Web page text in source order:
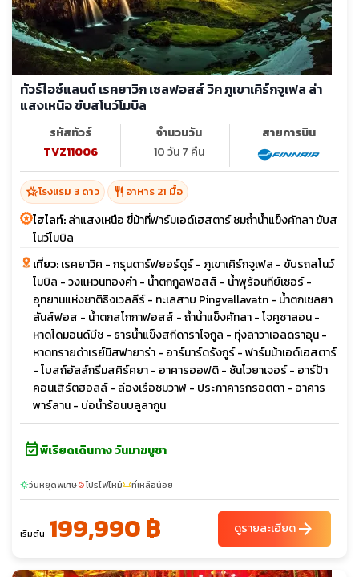
ทัวร์ไอซ์แลนด์ เรคยาวิก เซลฟอสส์ วิค ภูเขาเคิร์กจูเฟล ล่า
แสงเหนือ ขับสโนว์โมบิล
รหัสทัวร์
TVZ11006
จำนวนวัน
10 วัน 7 คืน
สายการบิน
hotel_classโรงแรม 3 ดาว restaurant อาหาร 21 มื้อ
ไฮไลท์:ล่าแสงเหนือ ขี่ม้าที่ฟาร์มเอด์เฮสตาร์ ชมถ้ำน้ำแข็งคัทลา ขับส
โนว์โมบิล
เที่ยว:เรคยาวิค - กรุนดาร์ฟยอร์ดูร์ - ภูเขาเคิร์กจูเฟล - ขับรถสโนว์
โมบิล - วงแหวนทองคำ - น้ำตกกูลฟอสส์ - น้ำพุร้อนกีย์เซอร์ -
อุทยานแห่งชาติธิงเวลลีร์ - ทะเลสาบ Pingvallavatn - น้ำตกเซลยา
ลันส์ฟอส - น้ำตกสโกกาฟอสส์ - ถ้ำน้ำแข็งคัทลา - โจคูซาลอน -
หาดไดมอนด์บีช - ธารน้ำแข็งสกีดาราโจกูล - ทุ่งลาวาเอลดราอุน -
หาดทรายดำเรย์นิสฟายาร่า - อาร์นาร์ดรังกูร์ - ฟาร์มม้าเอด์เฮสตาร์
- โบสถ์ฮัลล์กรีมสคิร์คยา - อาคารฮอฟดิ - ซันโวยาเจอร์ - ฮาร์ป้า
คอนเสิร์ตฮอลล์ - ล่องเรือชมวาฬ - ประภาคารกรอตตา - อาคาร
พาร์ลาน - บ่อน้ำร้อนบลูลากูน
event_availableพีเรียดเดินทาง วันมาฆบูชา
sunnyวันหยุดพิเศษlocal_fire_departmentโปรไฟไหม้confirmation_numberที่เหลือน้อย
เริ่มต้น 199,990 ฿ ดูรายละเอียดarrow_forward